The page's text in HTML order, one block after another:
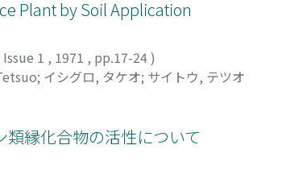
Plant by Soil Application
Issue 1 , 1971 , pp.17-24)
; イシグロ, タケオ; サイトウ, テツオ
縁化合物の活性について